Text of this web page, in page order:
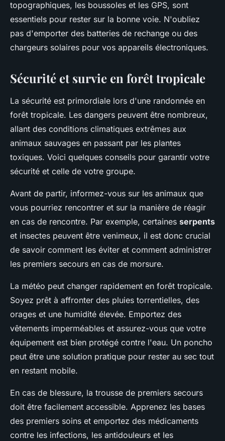
topographiques, les boussoles et les GPS, sont
essentiels pour rester sur la bonne voie. N'oubliez
pas d'emporter des batteries de rechange ou des
chargeurs solaires pour vos appareils électroniques.
Sécurité et survie en forêt tropicale
La sécurité est primordiale lors d'une randonnée en
forêt tropicale. Les dangers peuvent être nombreux,
allant des conditions climatiques extrêmes aux
animaux sauvages en passant par les plantes
toxiques. Voici quelques conseils pour garantir votre
sécurité et celle de votre groupe.
Avant de partir, informez-vous sur les animaux que
vous pourriez rencontrer et sur la manière de réagir
en cas de rencontre. Par exemple, certaines serpents
et insectes peuvent être venimeux, il est donc crucial
de savoir comment les éviter et comment administrer
les premiers secours en cas de morsure.
La météo peut changer rapidement en forêt tropicale.
Soyez prêt à affronter des pluies torrentielles, des
orages et une humidité élevée. Emportez des
vêtements imperméables et assurez-vous que votre
équipement est bien protégé contre l'eau. Un poncho
peut être une solution pratique pour rester au sec tout
en restant mobile.
En cas de blessure, la trousse de premiers secours
doit être facilement accessible. Apprenez les bases
des premiers soins et emportez des médicaments
contre les infections, les antidouleurs et les